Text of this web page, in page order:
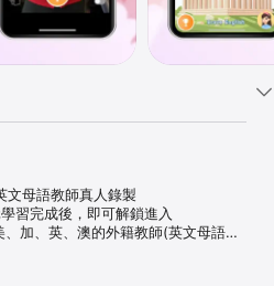
母語教師真人錄製
習完成後，即可解鎖進入
加、英、澳的外籍教師(英文母語人